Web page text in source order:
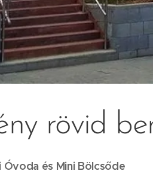
rövid
Óvoda és Mini Bölcsőde